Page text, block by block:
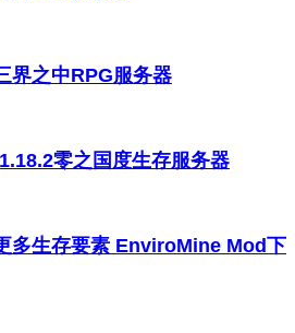
界之中RPG服务器
零之国度生存服务器
多生存要素 EnviroMine Mod下